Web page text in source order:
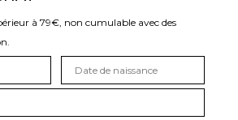
à 79€, non cumulable avec des